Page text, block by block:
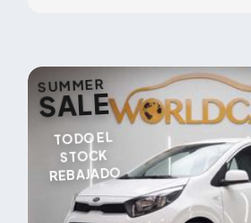
SUMMER
SALE
TODO EL
STOCK
REBAJADO